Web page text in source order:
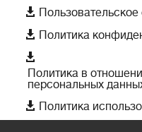

 Политика

Политика в
персональных
 Политика